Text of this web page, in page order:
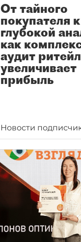
От тайного
покупателя к
глубокой
как
аудит
увеличивает
прибыль
Новости